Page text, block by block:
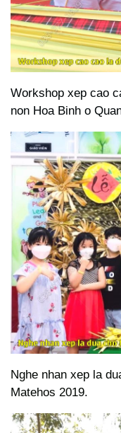
Workshop xep cao
non Hoa Binh o
Nghe nhan xep la
Matehos 2019.